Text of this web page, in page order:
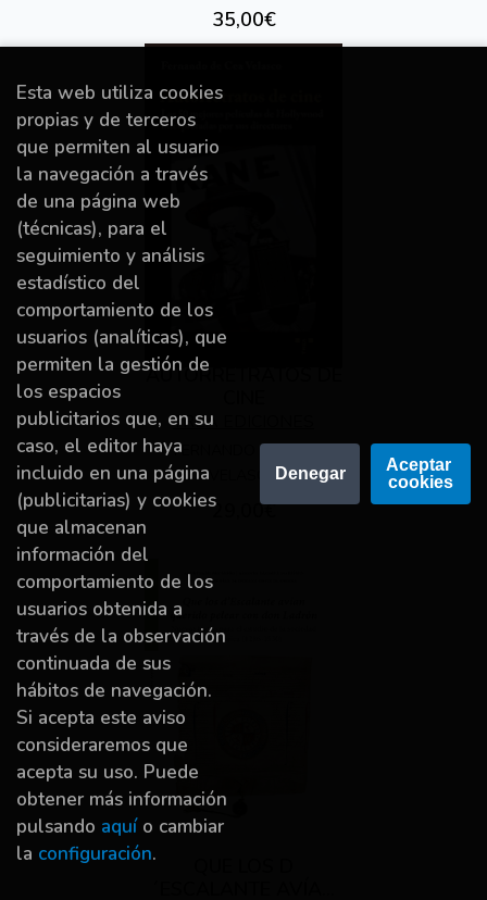
35,00€
AUTORRETRATOS DE
TREA EDICIONES
FERNANDO DE CEA
VELASCO
29,00€
Esta web utiliza cookies
propias y de terceros
que permiten al usuario
la navegación a través
de una página web
(técnicas), para el
seguimiento y análisis
estadístico del
comportamiento de los
usuarios (analíticas), que
permiten la gestión de
los espacios
publicitarios que, en su
caso, el editor haya
incluido en una página
(publicitarias) y cookies
que almacenan
información del
comportamiento de los
usuarios obtenida a
través de la observación
continuada de sus
hábitos de navegación.
Si acepta este aviso
consideraremos que
acepta su uso. Puede
obtener más información
pulsando aquío cambiar
la configuración.
Denegar
Aceptar
cookies